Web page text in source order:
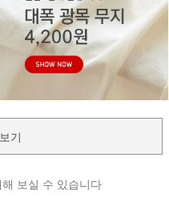
기
보실 수 있습니다